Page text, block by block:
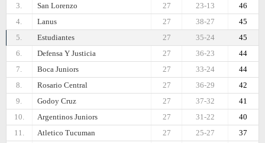
3.
San Lorenzo 46
23-13
27
4.
Lanus 45
38-27
27
5.
Estudiantes 45
35-24
27
6.
Defensa Y Justicia 44
36-23
27
7.
Boca Juniors 44
33-24
27
8.
Rosario Central 42
36-29
27
9.
Godoy Cruz 41
37-32
27
10.
Argentinos Juniors 40
31-22
27
11.
Atletico Tucuman 37
25-27
27